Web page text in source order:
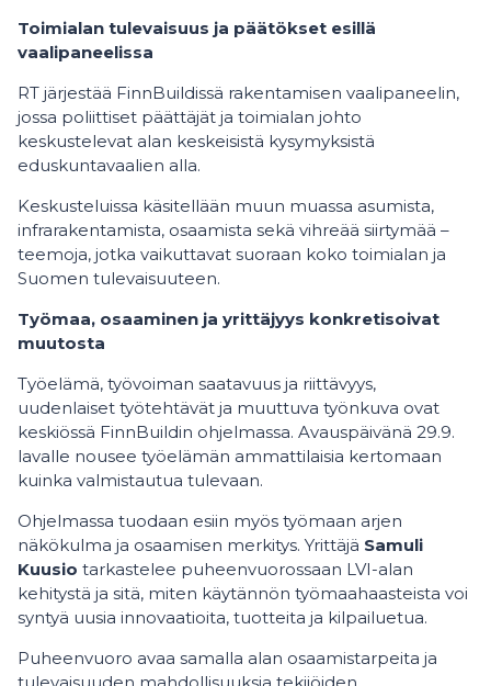
Toimialan tulevaisuus ja päätökset esillä
vaalipaneelissa
RT järjestää FinnBuildissä rakentamisen vaalipaneelin,
jossa poliittiset päättäjät ja toimialan johto
keskustelevat alan keskeisistä kysymyksistä
eduskuntavaalien alla.
Keskusteluissa käsitellään muun muassa asumista,
infrarakentamista, osaamista sekä vihreää siirtymää –
teemoja, jotka vaikuttavat suoraan koko toimialan ja
Suomen tulevaisuuteen.
Työmaa, osaaminen ja yrittäjyys konkretisoivat
muutosta
Työelämä, työvoiman saatavuus ja riittävyys,
uudenlaiset työtehtävät ja muuttuva työnkuva ovat
keskiössä FinnBuildin ohjelmassa. Avauspäivänä 29.9.
lavalle nousee työelämän ammattilaisia kertomaan
kuinka valmistautua tulevaan.
Ohjelmassa tuodaan esiin myös työmaan arjen
näkökulma ja osaamisen merkitys. Yrittäjä Samuli
Kuusio tarkastelee puheenvuorossaan LVI-alan
kehitystä ja sitä, miten käytännön työmaahaasteista voi
syntyä uusia innovaatioita, tuotteita ja kilpailuetua.
Puheenvuoro avaa samalla alan osaamistarpeita ja